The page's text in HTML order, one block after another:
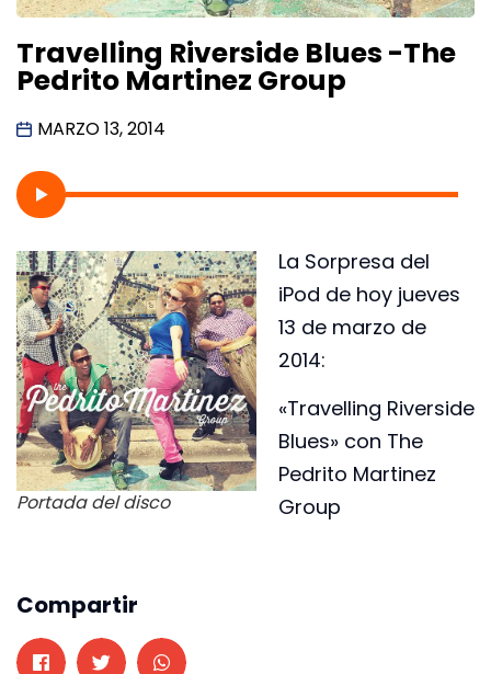
Travelling Riverside Blues -The
Pedrito Martinez Group
MARZO 13, 2014
Portada del disco
La Sorpresa del
iPod de hoy jueves
13 de marzo de
2014:
«Travelling Riverside
Blues» con The
Pedrito Martinez
Group
Compartir